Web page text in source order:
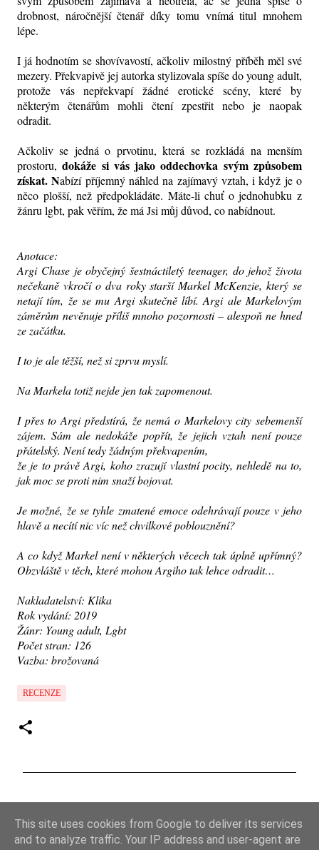
drobnost, náročnější čtenář díky tomu vnímá titul mnohem
lépe.
I já hodnotím se shovívavostí, ačkoliv milostný příběh měl své
mezery. Překvapivě jej autorka stylizovala spíše do young adult,
protože vás nepřekvapí žádné erotické scény, které by
některým čtenářům mohli čtení zpestřit nebo je naopak
odradit.
Ačkoliv se jedná o prvotinu, která se rozkládá na menším
prostoru,dokáže si vás jako oddechovka svým způsobem
získat. Nabízí příjemný náhled na zajímavý vztah, i když je o
něco plošší, než předpokládáte. Máte-li chuť o jednohubku z
žánru lgbt, pak věřím, že má Jsi můj důvod, co nabídnout.
Anotace:
Argi Chase je obyčejný šestnáctiletý teenager, do je­hož života
nečekaně vkročí o dva roky starší Markel McKenzie, který se
netají tím, že se mu Argi skutečně líbí. Argi ale Markelovým
záměrům nevěnuje příliš mnoho pozornosti – alespoň ne hned
ze začátku.
I to je ale těžší, než si zprvu myslí.
Na Markela totiž nejde jen tak zapomenout.
I přes to Argi předstírá, že nemá o Markelovy city sebemenší
zájem. Sám ale nedokáže popřít, že jejich vztah není pouze
přátelský. Není tedy žádným překvapením,
že je to právě Argi, koho zrazují vlastní pocity, nehledě na to,
jak moc se proti nim snaží bojovat.
Je možné, že se tyhle zmatené emoce odehrávají pouze v jeho
hlavě a necítí nic víc než chvilkové poblouznění?
A co když Markel není v některých věcech tak úplně upřímný?
Obzvláště v těch, které mohou Argiho tak lehce odradit…
Nakladatelství: Klika
Rok vydání: 2019
Žánr: Young adult, Lgbt
Počet stran: 126
Vazba: brožovaná
RECENZE
o
m
This site uses cookies from Google to deliver its services
and to analyze traffic. Your IP address and user-agent are